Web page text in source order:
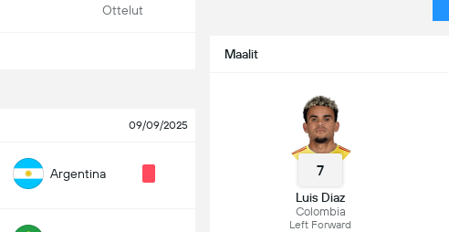
Ottelut
09/09/2025
Argentina
Maalit
7
Luis Diaz
Colombia
Left Forward